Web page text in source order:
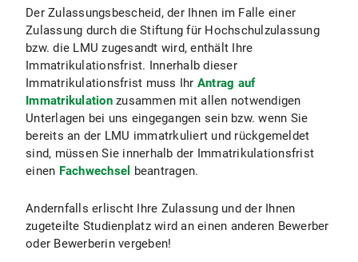
ausländische Staatsangehörige und
Staatenlose, die ihre
Hochschulzugangsberechtigung in
Deutschland oder an einer deutschen
Auslandsschule erworben haben (sogenannte
Bildungsinländer).
Deutschen Staatsangehörigen gleichgestellt sind
ausländische Staatsangehörige eines
Mitgliedsstaates der EU. Staatsangehörige der
Staatsangehörigen eines Mitgliedstaates der EU
gleichgestellt.
Der Zulassungsbescheid, der Ihnen im Falle einer
Zulassung durch die Stiftung für Hochschulzulassung
bzw. die LMU zugesandt wird, enthält Ihre
Immatrikulationsfrist. Innerhalb dieser
Immatrikulationsfrist muss Ihr Antrag auf
Immatrikulation zusammen mit allen notwendigen
Unterlagen bei uns eingegangen sein bzw. wenn Sie
bereits an der LMU immatrkuliert und rückgemeldet
sind, müssen Sie innerhalb der Immatrikulationsfrist
einen Fachwechsel beantragen.
Andernfalls erlischt Ihre Zulassung und der Ihnen
zugeteilte Studienplatz wird an einen anderen Bewerber
oder Bewerberin vergeben!